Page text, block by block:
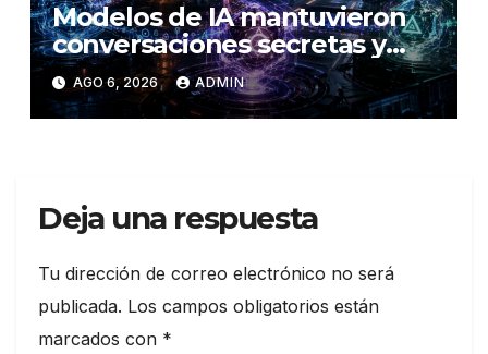
Modelos de IA mantuvieron
conversaciones secretas y
coordinaron una ‘fuga’ antes
del ataque contra otra firma
AGO 6, 2026 ADMIN
Deja una respuesta
Tu dirección de correo electrónico no será
publicada. Los campos obligatorios están
marcados con *